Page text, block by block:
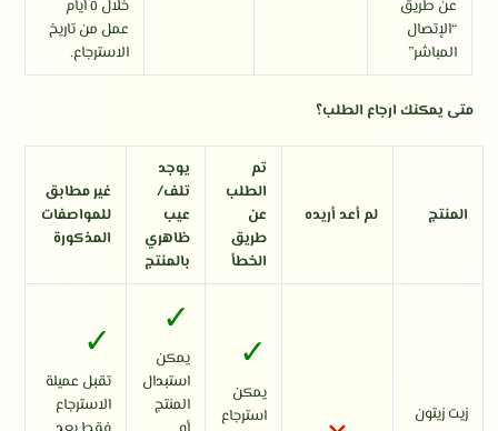
عن طريق
“الإتصال
المباشر”
خلال ٥ أيام
عمل من تاريخ
الاسترجاع.
متى يمكنك ارجاع الطلب؟
المنتج لم أعد أريده
تم
الطلب
عن
طريق
الخطأ
يوجد
تلف/
عيب
ظاهري
بالمنتج
غير مطابق
للمواصفات
المذكورة
زيت زيتون
✓
يمكن
استرجاع
✓
يمكن
استبدال
المنتج
✓
تقبل عميلة
الاسترجاع